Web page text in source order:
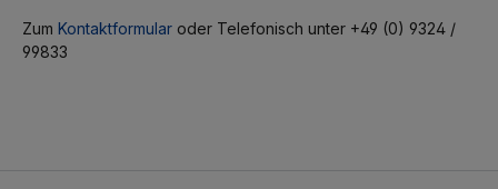
Zum Kontaktformular oder Telefonisch unter +49 (0) 9324 /
99833